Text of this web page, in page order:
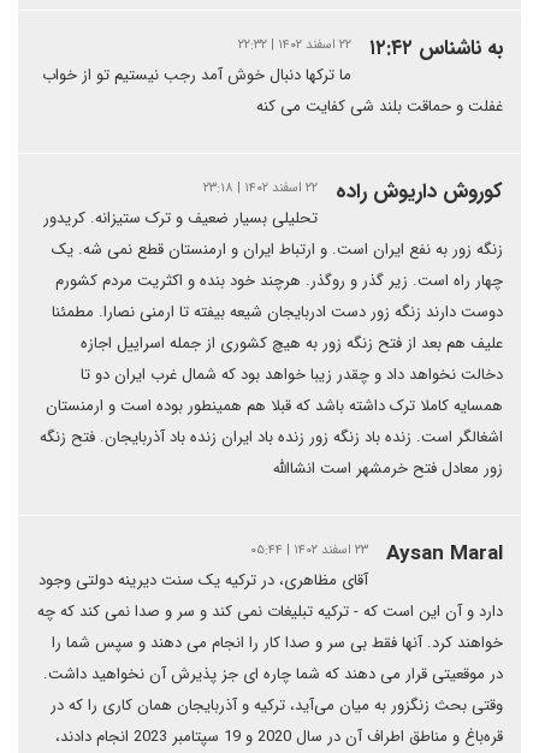
به ناشناس ۱۲:۴۲ ۲۲ اسفند ۱۴۰۲ | ۲۲:۳۲
ما ترکها دنبال خوش آمد رجب نیستیم تو از خواب
غفلت و حماقت بلند شی کفایت می کنه
کوروش داریوش راده ۲۲ اسفند ۱۴۰۲ | ۲۳:۱۸
تحلیلی بسیار ضعیف و ترک ستیزانه. کریدور
زنگه زور به نفع ایران است. و ارتباط ایران و ارمنستان قطع نمی شه. یک
چهار راه است. زیر گذر و روگذر. هرچند خود بنده و اکثریت مردم کشورم
دوست دارند زنگه زور دست ادربایجان شیعه بیفته تا ارمنی نصارا. مطمئنا
علیف هم بعد از فتح زنگه زور به هیچ کشوری از جمله اسراییل اجازه
دخالت نخواهد داد و چقدر زیبا خواهد بود که شمال غرب ایران دو تا
همسایه کاملا ترک داشته باشد که قبلا هم همینطور بوده است و ارمنستان
اشغالگر است. زنده باد زنگه زور زنده باد ایران زنده باد آذربایجان. فتح زنگه
زور معادل فتح خرمشهر است انشاالله
Aysan Maral ۲۳ اسفند ۱۴۰۲ | ۰۵:۴۴
آقای مظاهری، در ترکیه یک سنت دیرینه دولتی وجود
دارد و آن این است که - ترکیه تبلیغات نمی کند و سر و صدا نمی کند که چه
خواهند کرد. آنها فقط بی سر و صدا کار را انجام می دهند و سپس شما را
در موقعیتی قرار می دهند که شما چاره ای جز پذیرش آن نخواهید داشت.
وقتی بحث زنگزور به میان می‌آید، ترکیه و آذربایجان همان کاری را که در
قره‌باغ و مناطق اطراف آن در سال 2020 و 19 سپتامبر 2023 انجام دادند،